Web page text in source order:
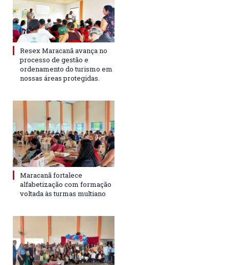
Resex Maracanã avança no
processo de gestão e
ordenamento do turismo em
nossas áreas protegidas.
Maracanã fortalece
alfabetização com formação
voltada às turmas multiano